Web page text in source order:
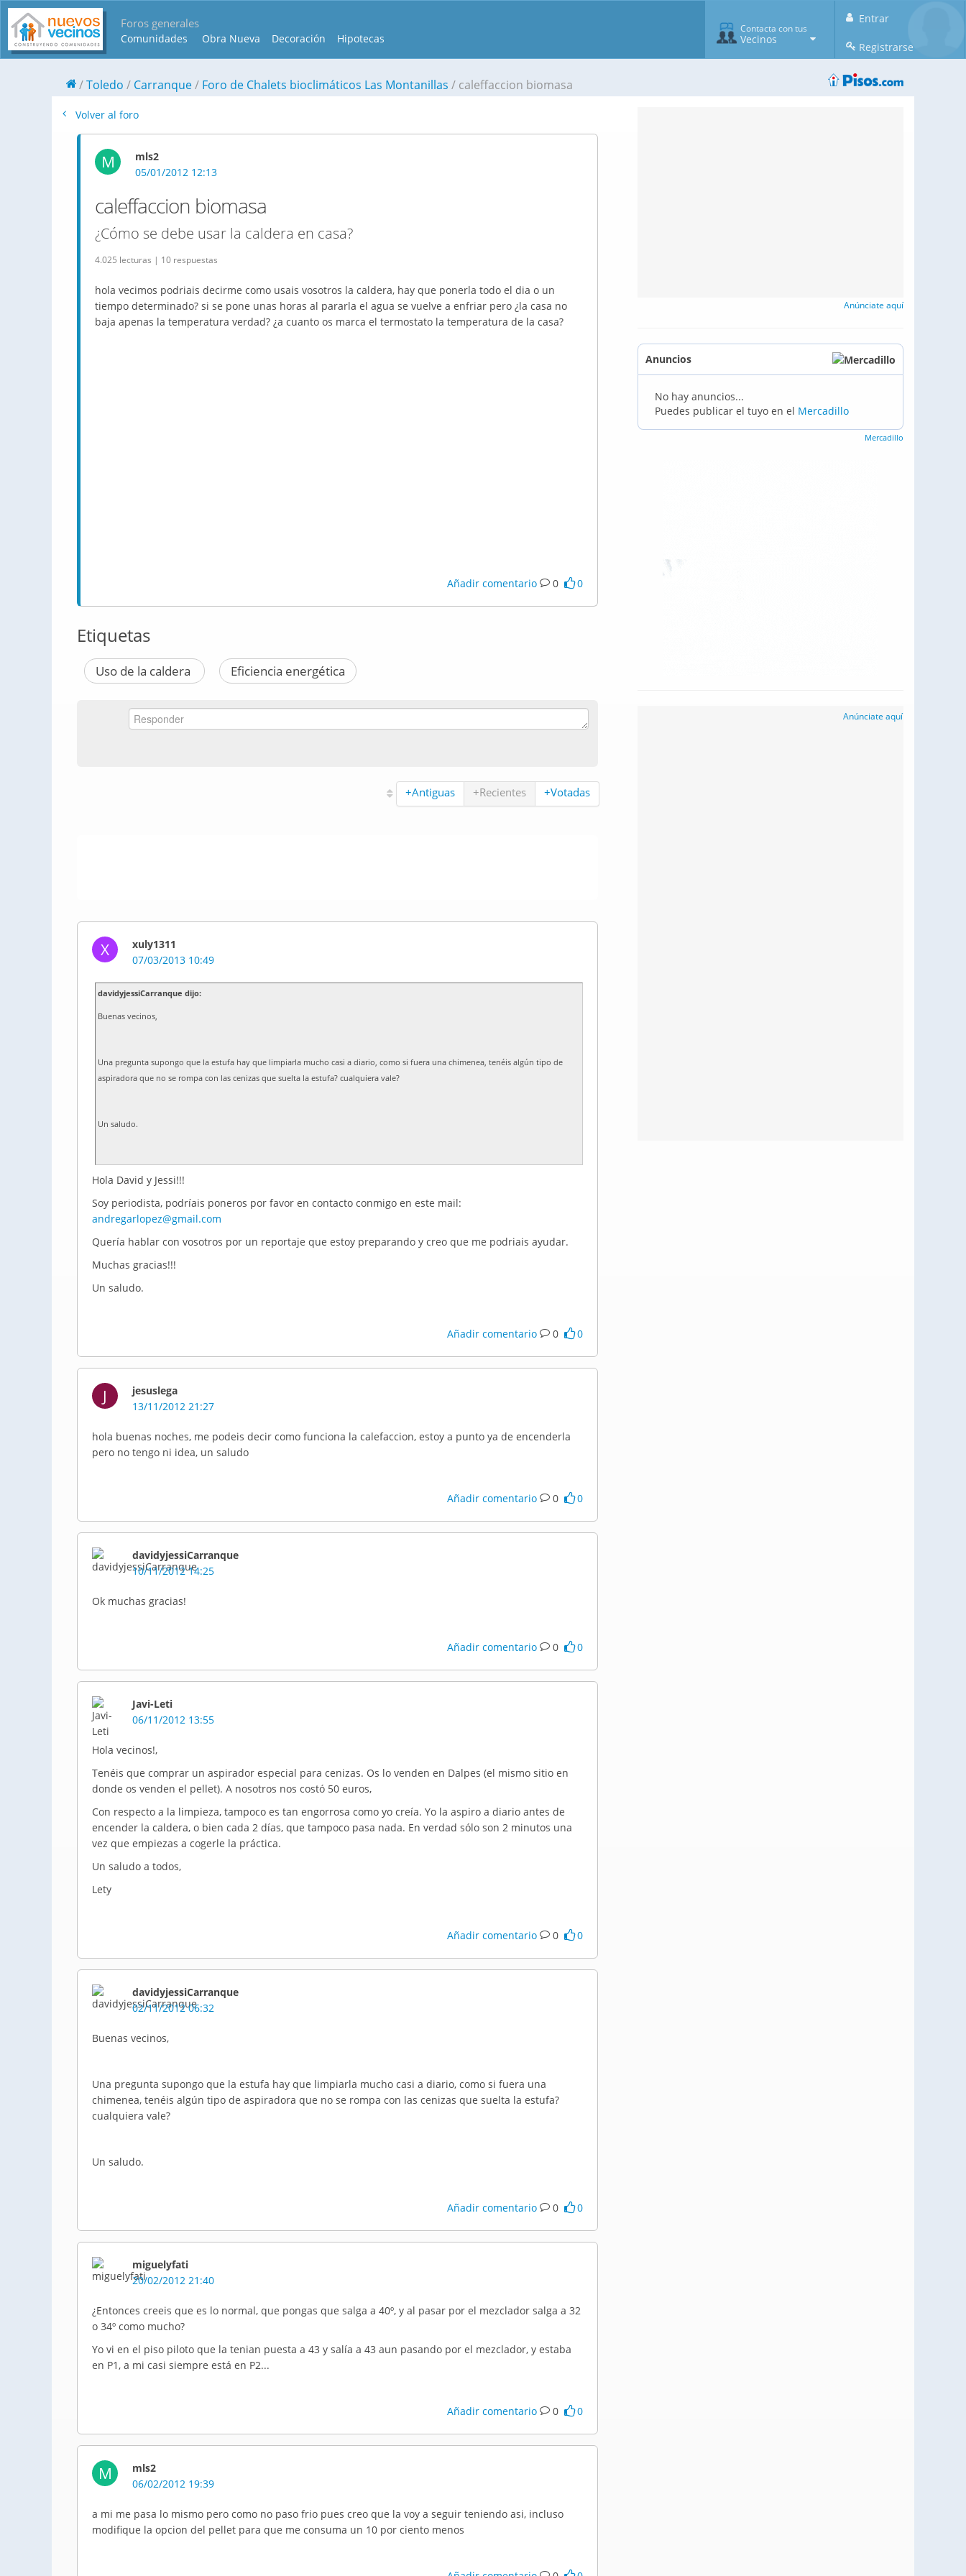
Foros generales
Comunidades Obra Nueva Decoración Hipotecas
Entrar
Registrarse
Contacta con tus
Vecinos
Toledo Carranque Foro de Chalets bioclimáticos Las Montanillas caleffaccion biomasa
Volver al foro
M
mls2
05/01/2012 12:13
caleffaccion biomasa
¿Cómo se debe usar la caldera en casa?
4.025 lecturas | 10 respuestas
hola vecimos podriais decirme como usais vosotros la caldera, hay que ponerla todo el dia o un
tiempo determinado? si se pone unas horas al pararla el agua se vuelve a enfriar pero ¿la casa no
baja apenas la temperatura verdad? ¿a cuanto os marca el termostato la temperatura de la casa?
Añadir comentario 0 0
Etiquetas
Uso de la caldera Eficiencia energética
+Antiguas +Recientes +Votadas
X
xuly1311
07/03/2013 10:49
davidyjessiCarranque dijo:
Buenas vecinos,
Una pregunta supongo que la estufa hay que limpiarla mucho casi a diario, como si fuera una chimenea, tenéis algún tipo de
aspiradora que no se rompa con las cenizas que suelta la estufa? cualquiera vale?
Un saludo.
Hola David y Jessi!!!
Soy periodista, podríais poneros por favor en contacto conmigo en este mail:
andregarlopez@gmail.com
Quería hablar con vosotros por un reportaje que estoy preparando y creo que me podriais ayudar.
Muchas gracias!!!
Un saludo.
Añadir comentario 0 0
J
jesuslega
13/11/2012 21:27
hola buenas noches, me podeis decir como funciona la calefaccion, estoy a punto ya de encenderla
pero no tengo ni idea, un saludo
Añadir comentario 0 0
davidyjessiCarranque
10/11/2012 14:25
Ok muchas gracias!
Añadir comentario 0 0
Javi-Leti
06/11/2012 13:55
Hola vecinos!,
Tenéis que comprar un aspirador especial para cenizas. Os lo venden en Dalpes (el mismo sitio en
donde os venden el pellet). A nosotros nos costó 50 euros,
Con respecto a la limpieza, tampoco es tan engorrosa como yo creía. Yo la aspiro a diario antes de
encender la caldera, o bien cada 2 días, que tampoco pasa nada. En verdad sólo son 2 minutos una
vez que empiezas a cogerle la práctica.
Un saludo a todos,
Lety
Añadir comentario 0 0
davidyjessiCarranque
02/11/2012 06:32
Buenas vecinos,
Una pregunta supongo que la estufa hay que limpiarla mucho casi a diario, como si fuera una
chimenea, tenéis algún tipo de aspiradora que no se rompa con las cenizas que suelta la estufa?
cualquiera vale?
Un saludo.
Añadir comentario 0 0
miguelyfati
20/02/2012 21:40
¿Entonces creeis que es lo normal, que pongas que salga a 40º, y al pasar por el mezclador salga a 32
o 34º como mucho?
Yo vi en el piso piloto que la tenian puesta a 43 y salía a 43 aun pasando por el mezclador, y estaba
en P1, a mi casi siempre está en P2...
Añadir comentario 0 0
M
mls2
06/02/2012 19:39
a mi me pasa lo mismo pero como no paso frio pues creo que la voy a seguir teniendo asi, incluso
modifique la opcion del pellet para que me consuma un 10 por ciento menos
Anúnciate aquí
Anuncios
No hay anuncios...
Puedes publicar el tuyo en el Mercadillo
Mercadillo
Anúnciate aquí